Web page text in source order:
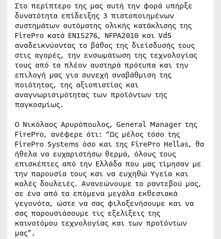
Στο περίπτερο της μας αυτή την φορά υπήρξε
δυνατότητα επίδειξης 3 πιστοποιημένων
συστημάτων αυτόματης ολικής κατάκλισης της
FirePro κατά EN15276, NFPA2010 και VdS
αναδεικνύοντας το βάθος της διείσδυσής τους
στις αγορές, την ενσωμάτωση της τεχνολογίας
τους από τα πλέον αυστηρά πρότυπα και την
επιλογή μας για συνεχή αναβάθμιση της
ποιότητας, της αξιοπιστίας και
αναγνωρισιμότητας των προϊόντων της
παγκοσμίως.
Ο Νικόλαος Αρυρόπουλος, General Manager της
FirePro, ανέφερε ότι: “Ως μέλος τόσο της
FirePro Systems όσο και της FirePro Hellas, θα
ήθελα να ευχαριστήσω θερμά, όλους τους
επισκέπτες από την Ελλάδα που μας τίμησαν με
την παρουσία τους και να ευχηθώ Υγεία και
καλές δουλειές. Ανανεώνουμε το ραντεβού μας,
σε ένα από τα επόμενα μεγάλα εκθεσιακά
γεγονότα, ώστε να σας φιλοξενήσουμε και να
σας παρουσιάσουμε τις εξελίξεις της
καινοτόμου τεχνολογίας και των προϊόντων
μας”.